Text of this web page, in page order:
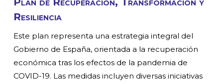
Resiliencia
Este plan representa una estrategia integral del
Gobierno de España, orientada a la recuperación
económica tras los efectos de la pandemia de
COVID-19. Las medidas incluyen diversas iniciativas